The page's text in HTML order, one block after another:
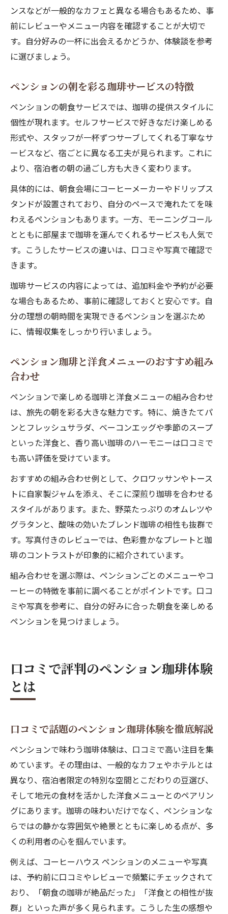
徴
ペンション珈琲に関する口コミ活用術を伝
授
ンスなどが一般的なカフェと異なる場合もあるため、事
前にレビューやメニュー内容を確認することが大切で
す。自分好みの一杯に出会えるかどうか、体験談を参考
に選びましょう。
ペンションの朝を彩る珈琲サービスの特徴
ペンションの朝食サービスでは、珈琲の提供スタイルに
個性が現れます。セルフサービスで好きなだけ楽しめる
形式や、スタッフが一杯ずつサーブしてくれる丁寧なサ
ービスなど、宿ごとに異なる工夫が見られます。これに
より、宿泊者の朝の過ごし方も大きく変わります。
具体的には、朝食会場にコーヒーメーカーやドリップス
タンドが設置されており、自分のペースで淹れたてを味
わえるペンションもあります。一方、モーニングコール
とともに部屋まで珈琲を運んでくれるサービスも人気で
す。こうしたサービスの違いは、口コミや写真で確認で
きます。
珈琲サービスの内容によっては、追加料金や予約が必要
な場合もあるため、事前に確認しておくと安心です。自
分の理想の朝時間を実現できるペンションを選ぶため
に、情報収集をしっかり行いましょう。
ペンション珈琲と洋食メニューのおすすめ組み
合わせ
ペンションで楽しめる珈琲と洋食メニューの組み合わせ
は、旅先の朝を彩る大きな魅力です。特に、焼きたてパ
ンとフレッシュサラダ、ベーコンエッグや季節のスープ
といった洋食と、香り高い珈琲のハーモニーは口コミで
も高い評価を受けています。
おすすめの組み合わせ例として、クロワッサンやトース
トに自家製ジャムを添え、そこに深煎り珈琲を合わせる
スタイルがあります。また、野菜たっぷりのオムレツや
グラタンと、酸味の効いたブレンド珈琲の相性も抜群で
す。写真付きのレビューでは、色彩豊かなプレートと珈
琲のコントラストが印象的に紹介されています。
組み合わせを選ぶ際は、ペンションごとのメニューやコ
ーヒーの特徴を事前に調べることがポイントです。口コ
ミや写真を参考に、自分の好みに合った朝食を楽しめる
ペンションを見つけましょう。
口コミで評判のペンション珈琲体験
とは
口コミで話題のペンション珈琲体験を徹底解説
ペンションで味わう珈琲体験は、口コミで高い注目を集
めています。その理由は、一般的なカフェやホテルとは
異なり、宿泊者限定の特別な空間とこだわりの豆選び、
そして地元の食材を活かした洋食メニューとのペアリン
グにあります。珈琲の味わいだけでなく、ペンションな
らではの静かな雰囲気や絶景とともに楽しめる点が、多
くの利用者の心を掴んでいます。
例えば、コーヒーハウス ペンションのメニューや写真
は、予約前に口コミやレビューで頻繁にチェックされて
おり、「朝食の珈琲が絶品だった」「洋食との相性が抜
群」といった声が多く見られます。こうした生の感想や